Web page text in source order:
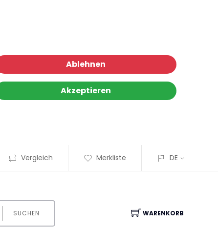
Ablehnen
Akzeptieren
Vergleich Merkliste DE
SUCHEN WARENKORB